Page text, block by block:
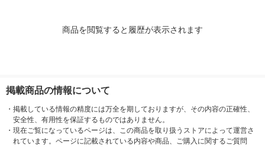
商品を閲覧すると履歴が表示されます
掲載商品の情報について
・ 掲載している情報の精度には万全を期しておりますが、その内容の正確性、
安全性、有用性を保証するものではありません。
・ 現在ご覧になっているページは、この商品を取り扱うストアによって運営さ
れています。ページに記載されている内容や商品、ご購入に関するご質問